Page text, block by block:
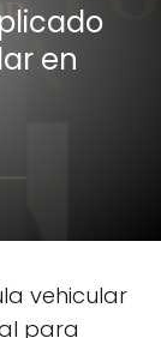
en
vehicular
para